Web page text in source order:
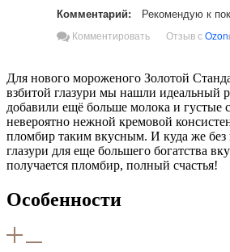
Комментарий:
Рекомендую к
Комментировать Отзыв сOzon
Для нового мороженого Золотой
взбитой глазури мы нашли идеальный
добавили ещё больше молока и густые
невероятно нежной кремовой
пломбир таким вкусным. И куда же без
глазури для еще большего богатства
получается пломбир, полный счастья!
Особенности